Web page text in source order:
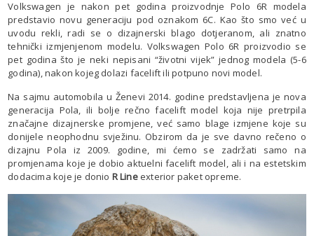
Volkswagen je nakon pet godina proizvodnje Polo 6R modela
predstavio novu generaciju pod oznakom 6C. Kao što smo već u
uvodu rekli, radi se o dizajnerski blago dotjeranom, ali znatno
tehnički izmjenjenom modelu. Volkswagen Polo 6R proizvodio se
pet godina što je neki nepisani “životni vijek” jednog modela (5-6
godina), nakon kojeg dolazi facelift ili potpuno novi model.
Na sajmu automobila u Ženevi 2014. godine predstavljena je nova
generacija Pola, ili bolje rečno facelift model koja nije pretrpila
značajne dizajnerske promjene, već samo blage izmjene koje su
donijele neophodnu svježinu. Obzirom da je sve davno rečeno o
dizajnu Pola iz 2009. godine, mi ćemo se zadržati samo na
promjenama koje je dobio aktuelni facelift model, ali i na estetskim
dodacima koje je donio R Lineexterior paket opreme.